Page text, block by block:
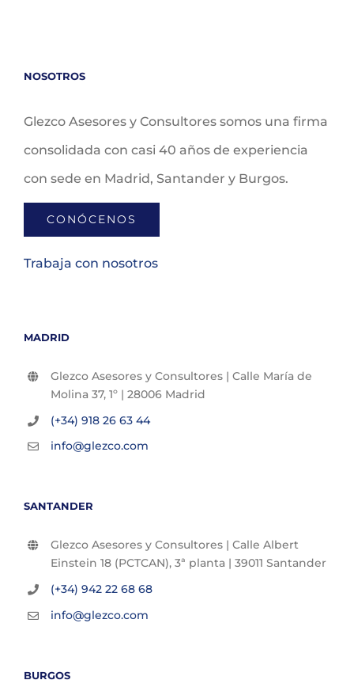
NOSOTROS
Glezco Asesores y Consultores somos una firma
consolidada con casi 40 años de experiencia
con sede en Madrid, Santander y Burgos.
CONÓCENOS
Trabaja con nosotros
MADRID
Glezco Asesores y Consultores | Calle María de
Molina 37, 1º | 28006 Madrid
(+34) 918 26 63 44
info@glezco.com
SANTANDER
Glezco Asesores y Consultores | Calle Albert
Einstein 18 (PCTCAN), 3ª planta | 39011 Santander
(+34) 942 22 68 68
info@glezco.com
BURGOS